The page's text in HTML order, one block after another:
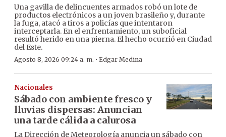
Una gavilla de delincuentes armados robó un lote de
productos electrónicos a un joven brasileño y, durante
la fuga, atacó a tiros a policías que intentaron
interceptarla. En el enfrentamiento, un suboficial
resultó herido en una pierna. El hecho ocurrió en Ciudad
del Este.
Agosto 8, 2026 09:24 a. m. · Edgar Medina
Nacionales
Sábado con ambiente fresco y
lluvias dispersas: Anuncian
una tarde cálida a calurosa
La Dirección de Meteorología anuncia un sábado con